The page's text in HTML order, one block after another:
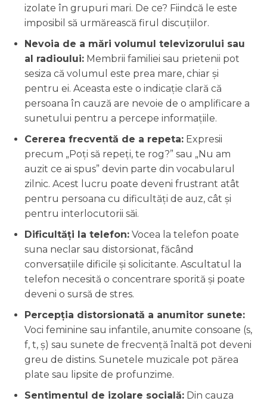
izolate în grupuri mari. De ce? Fiindcă le este
imposibil să urmărească firul discuțiilor.
Nevoia de a mări volumul televizorului sau
al radioului: Membrii familiei sau prietenii pot
sesiza că volumul este prea mare, chiar și
pentru ei. Aceasta este o indicație clară că
persoana în cauză are nevoie de o amplificare a
sunetului pentru a percepe informațiile.
Cererea frecventă de a repeta: Expresii
precum „Poți să repeți, te rog?” sau „Nu am
auzit ce ai spus” devin parte din vocabularul
zilnic. Acest lucru poate deveni frustrant atât
pentru persoana cu dificultăți de auz, cât și
pentru interlocutorii săi.
Dificultăți la telefon: Vocea la telefon poate
suna neclar sau distorsionat, făcând
conversațiile dificile și solicitante. Ascultatul la
telefon necesită o concentrare sporită și poate
deveni o sursă de stres.
Percepția distorsionată a anumitor sunete:
Voci feminine sau infantile, anumite consoane (s,
f, t, ș) sau sunete de frecvență înaltă pot deveni
greu de distins. Sunetele muzicale pot părea
plate sau lipsite de profunzime.
Sentimentul de izolare socială: Din cauza